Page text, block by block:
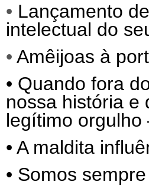
• Lançamento
intelectual do
• Amêijoas à
• Quando fora
nossa história e
legítimo orgulho
• A maldita
• Somos